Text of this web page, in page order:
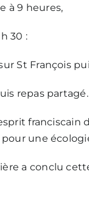
à 9 heures,
h 30 :
St François
repas partagé.
franciscain
pour une
a conclu